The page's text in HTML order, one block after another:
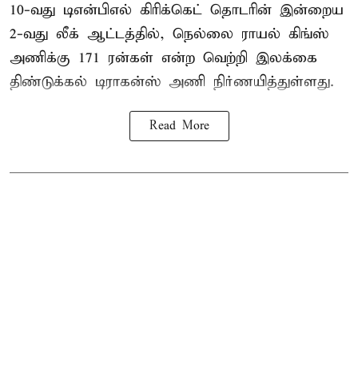
10-வது டிஎன்பிஎல் கிரிக்கெட் தொடரின் இன்றைய
2-வது லீக் ஆட்டத்தில், நெல்லை ராயல் கிங்ஸ்
அணிக்கு 171 ரன்கள் என்ற வெற்றி இலக்கை
திண்டுக்கல் டிராகன்ஸ் அணி நிர்ணயித்துள்ளது.
Read More